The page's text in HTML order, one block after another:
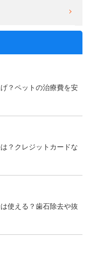
？ペットの治療費を安
？クレジットカードな
使える？歯石除去や抜